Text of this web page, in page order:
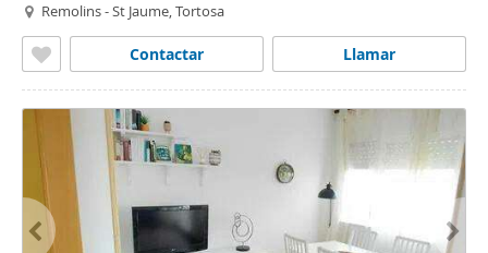
Remolins - St Jaume, Tortosa
Llamar
Contactar